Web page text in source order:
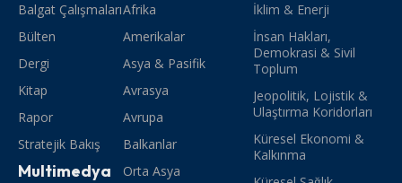
Balgat Çalışmaları
Bülten
Dergi
Kitap
Rapor
Stratejik Bakış
Multimedya
Afrika
Amerikalar
Asya & Pasifik
Avrasya
Avrupa
Balkanlar
Orta Asya
İklim & Enerji
İnsan Hakları,
Demokrasi & Sivil
Toplum
Jeopolitik, Lojistik &
Ulaştırma Koridorları
Küresel Ekonomi &
Kalkınma